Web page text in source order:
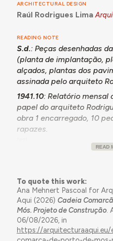
ARCHITECTURAL DESIGN
Raúl Rodrigues Lima
READING NOTE
S.d.: Peças desenhadas
(planta de implantação,
alçados, plantas dos
assinada pelo arquiteto
1941.10: Relatório mensal
papel do arquiteto
obra 1 encarregado, 10
rapazes.
READ
To quote this work:
Ana Mehnert Pascoal for
Aqui (2026) Cadeia
Mós. Projeto de Construção.
06/08/2026, in
https://